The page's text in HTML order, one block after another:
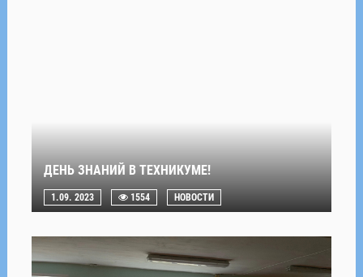
ДЕНЬ ЗНАНИЙ В ТЕХНИКУМЕ!
1.09. 2023 1554 НОВОСТИ